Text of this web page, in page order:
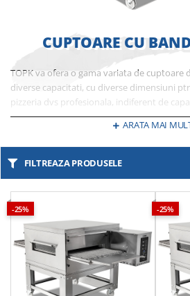
CUPTOARE CU
TOPK va ofera o gama variata de cuptoare
diverse capacitati, cu diverse dimensiuni
pizzeria dvs profesionala, indiferent de
bun raport calitate pret ptr echipamente
tehnologie, dedicate nevoilor dvs.
ARATA MAI
-25% -25%
FILTREAZA PRODUSELE